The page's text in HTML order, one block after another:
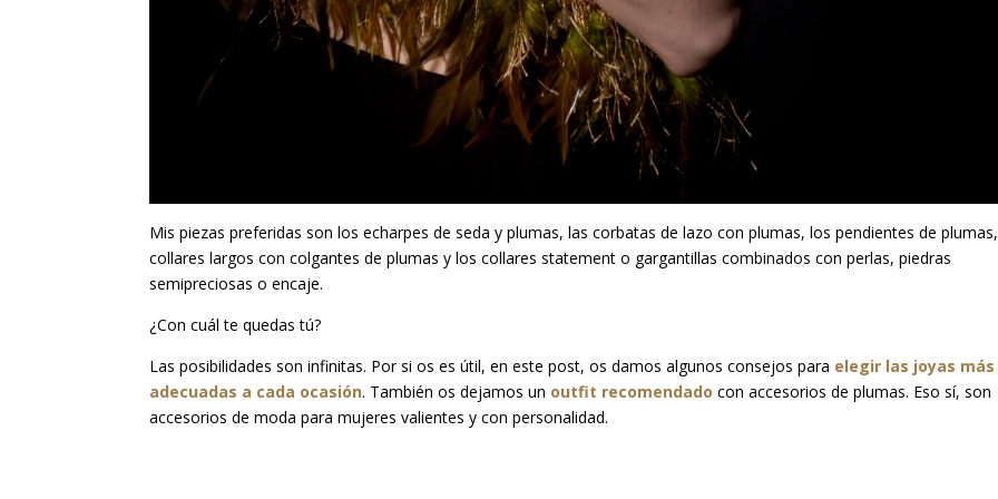
Mis piezas preferidas son los echarpes de seda y plumas, las corbatas de lazo con plumas, los pendientes de
collares largos con colgantes de plumas y los collares statement o gargantillas combinados con perlas, piedras
semipreciosas o encaje.
¿Con cuál te quedas tú?
Las posibilidades son infinitas. Por si os es útil, en este post, os damos algunos consejos para elegir las joyas más
adecuadas a cada ocasión. También os dejamos un outfit recomendado con accesorios de plumas. Eso sí, son
accesorios de moda para mujeres valientes y con personalidad.